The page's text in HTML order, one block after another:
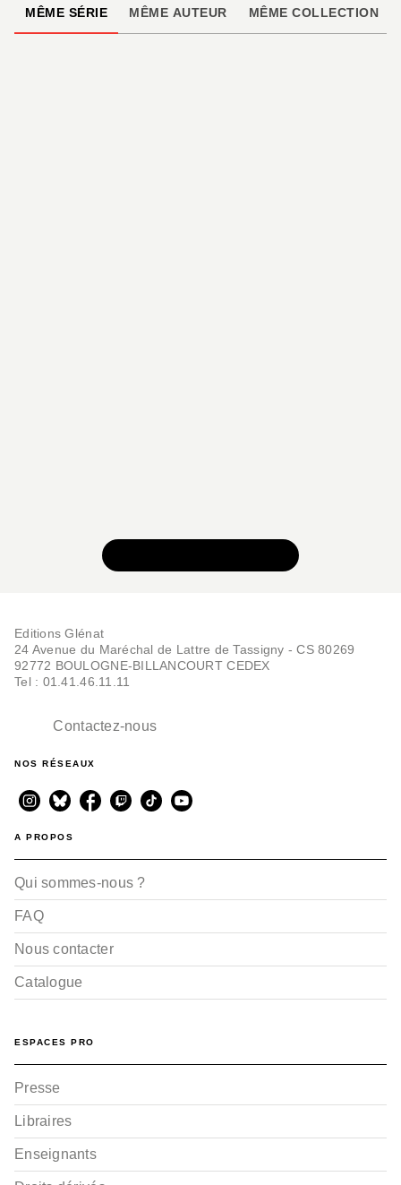
MÊME SÉRIE MÊME AUTEUR MÊME COLLECTION
Editions Glénat
24 Avenue du Maréchal de Lattre de Tassigny - CS 80269
92772 BOULOGNE-BILLANCOURT CEDEX
Tel : 01.41.46.11.11
Contactez-nous
NOS RÉSEAUX
A PROPOS
Qui sommes-nous ?
FAQ
Nous contacter
Catalogue
ESPACES PRO
Presse
Libraires
Enseignants